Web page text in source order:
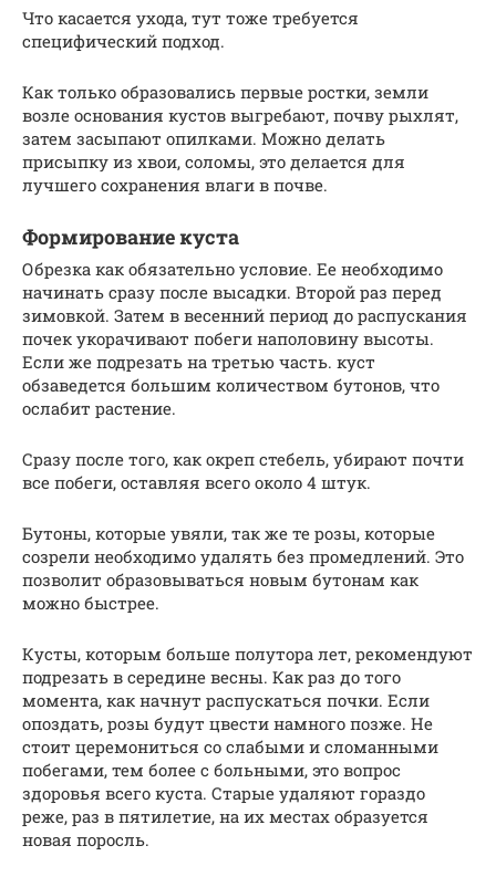
Что касается ухода, тут тоже требуется
специфический подход.
Как только образовались первые ростки, земли
возле основания кустов выгребают, почву рыхлят,
затем засыпают опилками. Можно делать
присыпку из хвои, соломы, это делается для
лучшего сохранения влаги в почве.
Формирование куста
Обрезка как обязательно условие. Ее необходимо
начинать сразу после высадки. Второй раз перед
зимовкой. Затем в весенний период до распускания
почек укорачивают побеги наполовину высоты.
Если же подрезать на третью часть. куст
обзаведется большим количеством бутонов, что
ослабит растение.
Сразу после того, как окреп стебель, убирают почти
все побеги, оставляя всего около 4 штук.
Бутоны, которые увяли, так же те розы, которые
созрели необходимо удалять без промедлений. Это
позволит образовываться новым бутонам как
можно быстрее.
Кусты, которым больше полутора лет, рекомендуют
подрезать в середине весны. Как раз до того
момента, как начнут распускаться почки. Если
опоздать, розы будут цвести намного позже. Не
стоит церемониться со слабыми и сломанными
побегами, тем более с больными, это вопрос
здоровья всего куста. Старые удаляют гораздо
реже, раз в пятилетие, на их местах образуется
новая поросль.